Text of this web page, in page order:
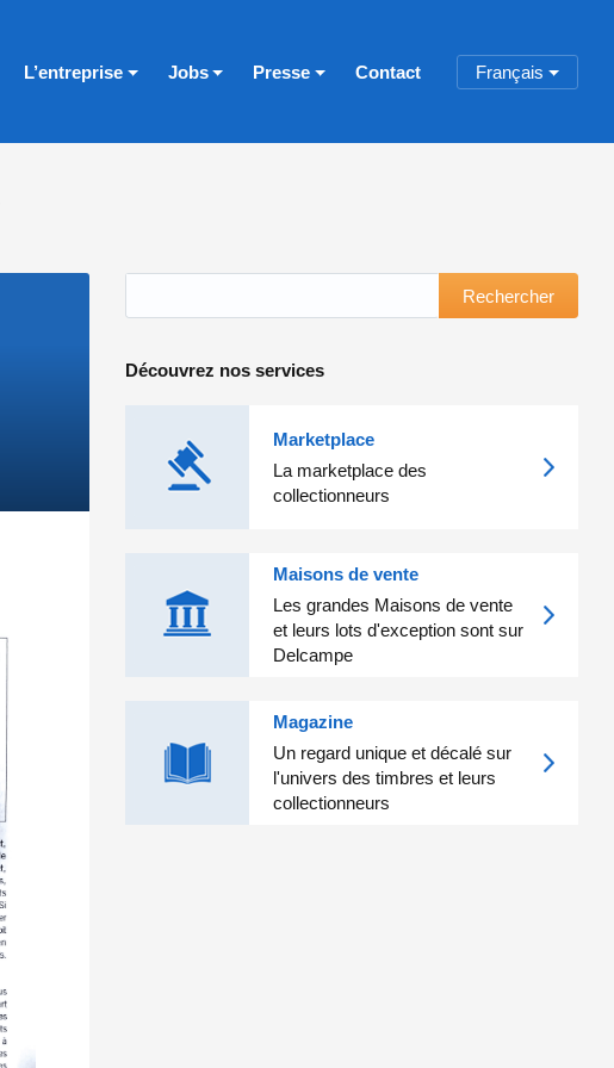
L’entreprise Jobs Presse Contact Français
Rechercher
Découvrez nos services
Marketplace
La marketplace des
collectionneurs
Maisons de vente
Les grandes Maisons de vente
et leurs lots d'exception sont sur
Delcampe
Magazine
Un regard unique et décalé sur
l'univers des timbres et leurs
collectionneurs